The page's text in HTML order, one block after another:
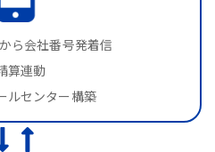
ら会社番号発着信
算連動
ルセンター構築